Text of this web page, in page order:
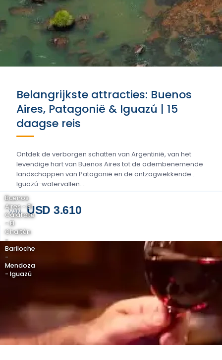
Belangrijkste attracties: Buenos
Aires, Patagonië & Iguazú | 15
daagse reis
Ontdek de verborgen schatten van Argentinië, van het
levendige hart van Buenos Aires tot de adembenemende
landschappen van Patagonië en de ontzagwekkende
Iguazú-watervallen....
VAN USD 3.610
Buenos
Aires - El
Calafate
- El
Chaltén
-
Bariloche
-
Mendoza
- Iguazú